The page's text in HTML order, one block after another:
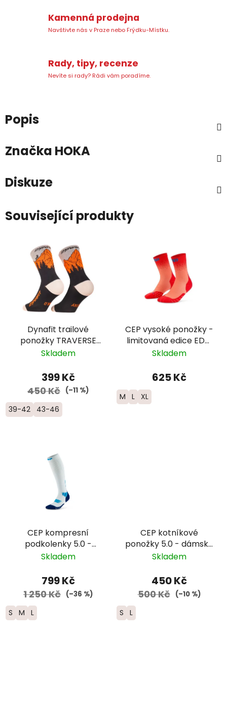
Kamenná prodejna
Navštivte nás v Praze nebo Frýdku-Místku.
Rady, tipy, recenze
Nevíte si rady? Rádi vám poradíme.
Popis
Značka HOKA
Diskuze
Související produkty
Dynafit trailové
ponožky TRAVERSE
CREW -
Skladem
399 Kč
450 Kč (–11 %)
39-42 43-46
CEP vysoké ponožky -
limitovaná edice EDT.
FADE - pánské -
Skladem
625 Kč
M L XL
CEP kompresní
podkolenky 5.0 -
dámské - modrá
Skladem
799 Kč
1 250 Kč (–36 %)
S M L
CEP kotníkové
ponožky 5.0 - dámské
– černá
Skladem
450 Kč
500 Kč (–10 %)
S L